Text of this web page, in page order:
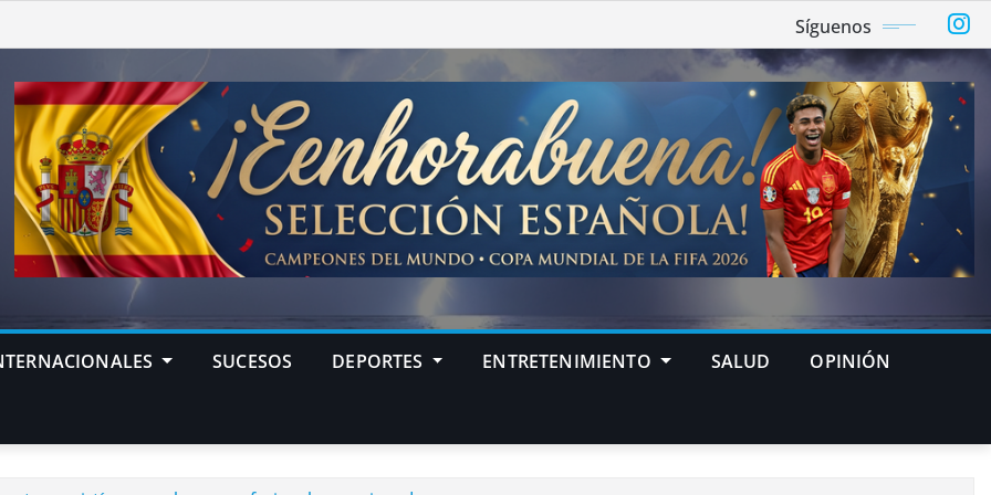
Síguenos
SUCESOS DEPORTES ENTRETENIMIENTO SALUD OPINIÓN